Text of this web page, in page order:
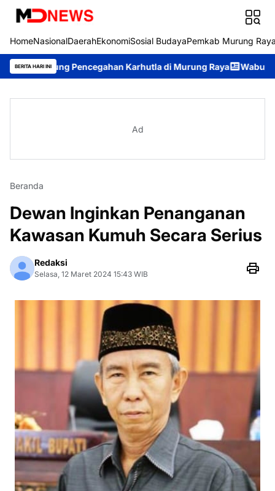
HomeNasionalDaerahEkonomiSosial BudayaPemkab Murung
BERITA HARI INI
Pencegahan Karhutla di Murung Raya Wabup Rahmanto
Ad
Beranda
Dewan Inginkan Penanganan
Kawasan Kumuh Secara Serius
Redaksi
Selasa, 12 Maret 2024 15:43 WIB